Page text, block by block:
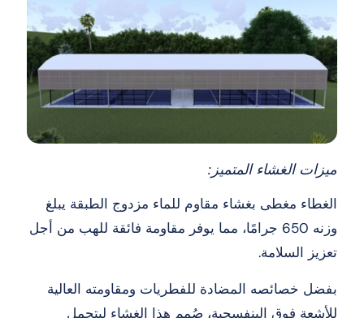
ميزات الغشاء المتميز:
الغطاء مغطى بغشاء مقاوم للماء مزدوج الطبقة يبلغ
وزنه 650 جرامًا، مما يوفر مقاومة فائقة للهب من أجل
تعزيز السلامة.
بفضل خصائصه المضادة للفطريات ومقاومته العالية
للأشعة فوق البنفسجية، صُمم هذا الغشاء ليتحمل